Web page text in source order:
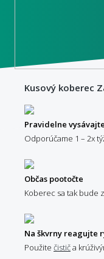
Kusový koberec
Pravidelne vysávajte
Odporúčame 1 – 2x
Občas pootočte
Koberec sa tak bude
Na škvrny reagujte
Použite čističa